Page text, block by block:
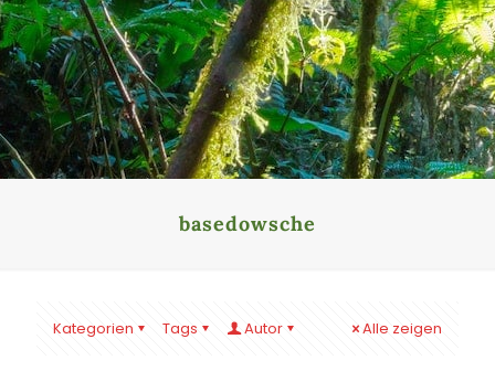
basedowsche
Kategorien Tags Autor Alle zeigen